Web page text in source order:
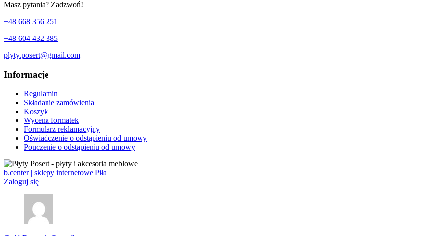
Masz pytania? Zadzwoń!
+48 668 356 251
+48 604 432 385
plyty.posert@gmail.com
Informacje
Regulamin
Składanie zamówienia
Koszyk
Wycena formatek
Formularz reklamacyjny
Oświadczenie o odstąpieniu od umowy
Pouczenie o odstąpieniu od umowy
b.center | sklepy internetowe Piła
Zaloguj się